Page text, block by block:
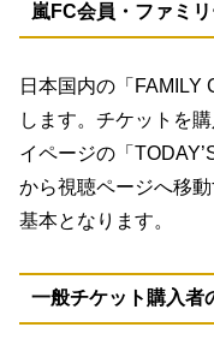
嵐FC会員・ファミ
日本国内の「FAMILY
します。チケットを
イページの「
から視聴ページへ移
基本となります。
一般チケット購入者